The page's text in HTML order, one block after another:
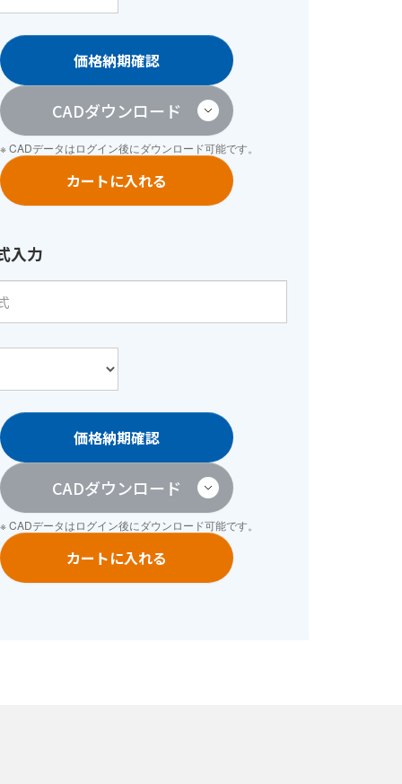
価格納期確認
CADダウンロード
※ CADデータはログイン後にダウンロード可能です。
カートに入れる
入力
価格納期確認
CADダウンロード
※ CADデータはログイン後にダウンロード可能です。
カートに入れる